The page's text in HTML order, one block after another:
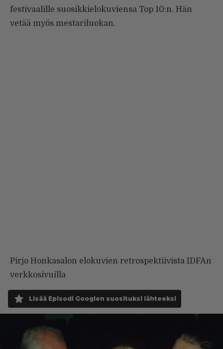
festivaalille suosikkielokuviensa Top 10:n. Hän
vetää myös mestariluokan.
Pirjo Honkasalon elokuvien retrospektiivista IDFAn
verkkosivuilla
Lisää Episodi Googlen suosituksi lähteeksi